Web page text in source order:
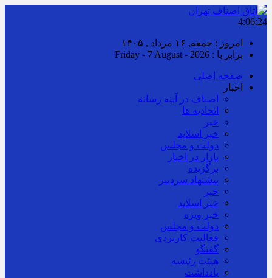
4:06:25
امروز : جمعه, ۱۶ مرداد , ۱۴۰۵
برابر با : Friday - 7 August - 2026
صفحه اصلی
اخبار
اصناف در آینه رسانه
اتحادیه ها
خبر
خبر اسلايد
دولت و مجلس
بازار در اخبار
برگزیده
پیشنهاد سردبیر
خبر
خبر اسلايد
خبر ویژه
دولت و مجلس
فعالیت کاربردی
گفتگو
هیئت رئیسه
یادداشت